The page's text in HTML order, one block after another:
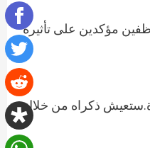
مؤكدين على تأثيره
ذكراه من خلال